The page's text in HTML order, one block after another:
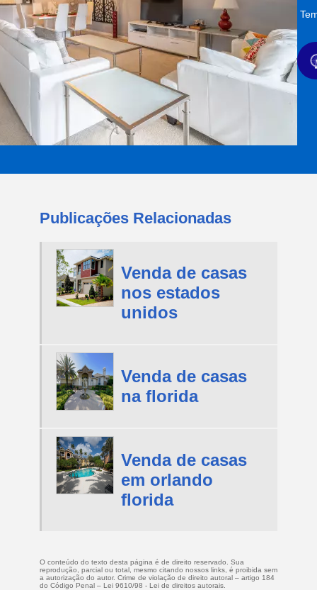
Publicações Relacionadas
Venda de casas
nos estados
unidos
Venda de casas
na florida
Venda de casas
em orlando
florida
O conteúdo do texto desta página é de direito reservado. Sua
reprodução, parcial ou total, mesmo citando nossos links, é proibida sem
a autorização do autor. Crime de violação de direito autoral – artigo 184
do Código Penal – Lei 9610/98 - Lei de direitos autorais